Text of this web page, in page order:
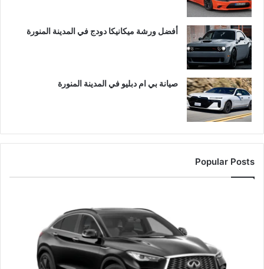
أفضل ورشة ميكانيكا دودج في المدينة المنورة
صيانة بي ام دبليو في المدينة المنورة
Popular Posts